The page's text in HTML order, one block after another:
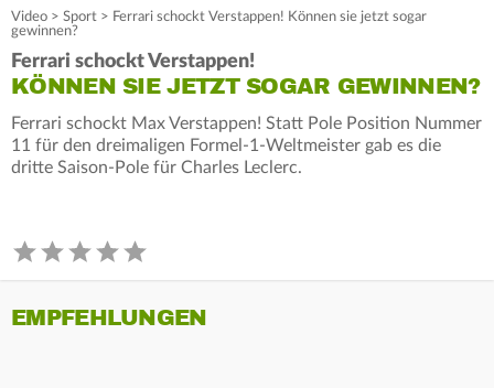
Video > Sport > Ferrari schockt Verstappen! Können sie jetzt sogar
gewinnen?
Ferrari schockt Verstappen!
KÖNNEN SIE JETZT SOGAR GEWINNEN?
Ferrari schockt Max Verstappen! Statt Pole Position Nummer
11 für den dreimaligen Formel-1-Weltmeister gab es die
dritte Saison-Pole für Charles Leclerc.
EMPFEHLUNGEN